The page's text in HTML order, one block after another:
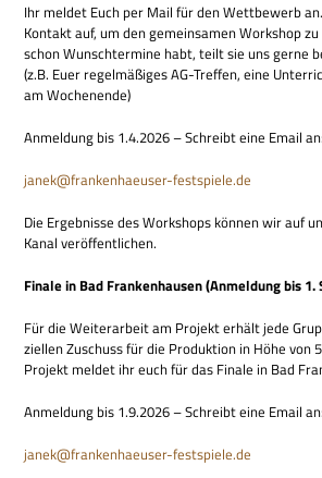
Ihr mel­det Euch per Mail für den Wett­be­werb
Kon­takt auf, um den gemein­sa­men Work­shop
schon Wunsch­ter­mine habt, teilt sie uns gerne
(z.B. Euer regel­mä­ßi­ges AG-Tref­fen, eine
am Wochenende)
Anmel­dung bis 1.4.2026 – Schreibt eine Email an:
janek@frankenhaeuser-festspiele.de
Die Ergeb­nisse des Work­shops kön­nen wir auf
Kanal veröffentlichen.
Finale in Bad Fran­ken­hau­sen (Anmel­dung bis
Für die Wei­ter­ar­beit am Pro­jekt erhält jede
zi­el­len Zuschuss für die Pro­duk­tion in Höhe von
Pro­jekt mel­det ihr euch für das Finale in Bad
Anmel­dung bis 1.9.2026 – Schreibt eine Email an:
janek@frankenhaeuser-festspiele.de